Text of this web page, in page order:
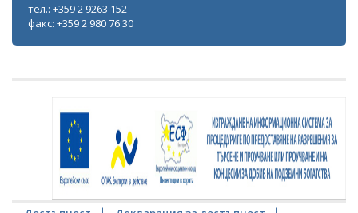
тел.: +359 2 9263 152
факс: +359 2 980 76 30